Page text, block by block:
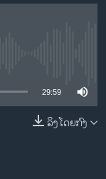
29:59
ລິງໂດຍກົງ